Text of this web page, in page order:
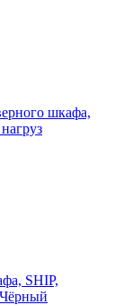
шкафа,
SHIP,